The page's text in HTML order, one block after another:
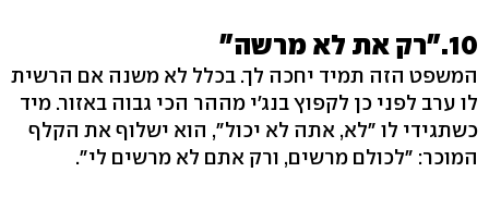
10."רק את לא מרשה"
המשפט הזה תמיד יחכה לך. בכלל לא משנה אם הרשית
לו ערב לפני כן לקפוץ בנג'י מההר הכי גבוה באזור. מיד
כשתגידי לו "לא, אתה לא יכול", הוא ישלוף את הקלף
המוכר: "לכולם מרשים, ורק אתם לא מרשים לי".